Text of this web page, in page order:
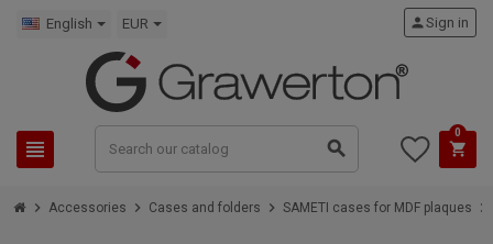
English EUR
view_headline search
personSign in
shopping_cart
0
chevron_right Accessories chevron_right Cases and folders chevron_right SAMETI cases for MDF plaques chevron_right